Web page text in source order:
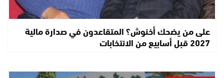
على من يضحك أخنوش؟ المتقاعدون في صدارة مالية
2027 قبل أسابيع من الانتخابات